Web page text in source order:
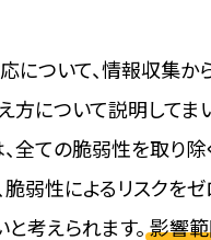
について、情報収集か
方について説明してま
、全ての脆弱性を取り除
脆弱性によるリスクを
考えられます。 影響